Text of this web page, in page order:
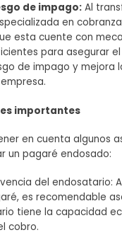
de impago: Al
en
esta cuente con
para asegurar el
de impago y mejora
importantes
en cuenta algunos
un pagaré endosado:
del endosatario:
es recomendable
tiene la capacidad
cobro.